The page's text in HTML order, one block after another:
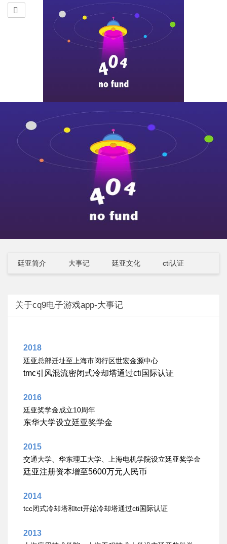
廷亚简介 大事记 廷亚文化 cti认证
关于cq9电子游戏app-大事记
2018
廷亚总部迁址至上海市闵行区世宏金源中心
tmc引风混流密闭式冷却塔通过cti国际认证
2016
廷亚奖学金成立10周年
东华大学设立廷亚奖学金
2015
交通大学、华东理工大学、上海电机学院设立廷亚奖学金
廷亚注册资本增至5600万元人民币
2014
tcc闭式冷却塔和tct开始冷却塔通过cti 国际认证
2013